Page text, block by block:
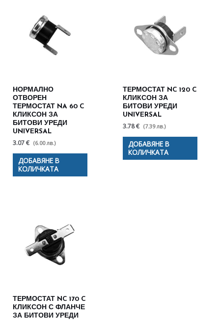
НОРМАЛНО
ОТВОРЕН
ТЕРМОСТАТ NA 60 C
КЛИКСОН ЗА
БИТОВИ УРЕДИ
UNIVERSAL
3.07 € (6.00 лв.)
ДОБАВЯНЕ В
КОЛИЧКАТА
ТЕРМОСТАТ NC 120 C
КЛИКСОН ЗА
БИТОВИ УРЕДИ
UNIVERSAL
3.78 € (7.39 лв.)
ДОБАВЯНЕ В
КОЛИЧКАТА
ТЕРМОСТАТ NC 170 C
КЛИКСОН С ФЛАНЧЕ
ЗА БИТОВИ УРЕДИ